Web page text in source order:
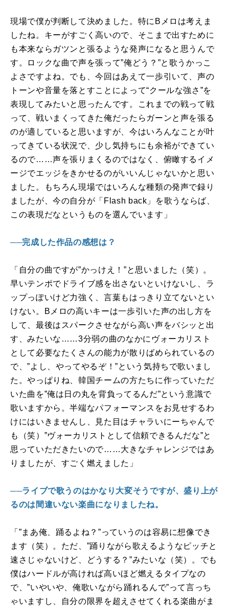
現場で僕が判断して決めました。特に B メロは考えま
したね。キーがすごく高いので、そこまで出すために
も本来ならガツンと張るような発声になると思うんで
す。ロックな曲で声を張って”俺どう？”と歌うかっこ
よさですよね。でも、今回はあえて一歩引いて、声の
トーンや音量を落とすことによって“クールな強さ”を
表現してみたいと思ったんです。これまでの戦って戦
って、戦いまくってきた俺だったらガーンと声を張る
のが適していると思いますが、今はいろんなことが叶
ってきている状況で、少し気持ちにも余裕ができてい
るので……声を張りまくるのではなく、俯瞰するイメ
ージでエッジをきかせるのがいいんじゃないかと思い
ました。もちろん現場ではいろんな種類の発声で録り
ましたが、今の自分が「 Flash back 」を歌うならば、
この表現だなというものを選んでいます」
──完成した作品の感想は？
「自分の曲ですが”かっけえ！”と思いました（笑）。
早いテンポでドライブ感を出さないといけないし、ラ
ップっぽいけど力強く、言葉もはっきり立てないとい
けない。
B メロの高いキーは一歩引いた声の出し方を
して、最後はスパークさせながら高い声をバシッと出
す、みたいな……3分弱の曲のなかにヴォーカリスト
として必要なたくさんの能力が散りばめられているの
で、”よし、やってやるぞ！”という気持ちで歌いまし
た。やっぱりね、韓国チームの方たちに作っていただ
いた曲を”俺は日の丸を背負ってるんだ”という意識で
歌いますから。半端なパフォーマンスをお見せするわ
けにはいきませんし、見た目はチャラいにーちゃんで
も（笑）”ヴォーカリストとして信頼できるんだな”と
思っていただきたいので……大きなチャレンジではあ
りましたが、すごく燃えました」
──ライブで歌うのはかなり大変そうですが、盛り上が
るのは間違いない楽曲になりましたね。
「”まあ俺、踊るよね？”っていうのは容易に想像でき
ます（笑）。ただ、”踊りながら歌えるようなピッチと
速さじゃないけど、どうする？”みたいな（笑）。でも
僕はハードルが高ければ高いほど燃えるタイプなの
で、”いやいや、俺歌いながら踊れるんで”って言っち
ゃいますし、自分の限界を超えさせてくれる楽曲がま